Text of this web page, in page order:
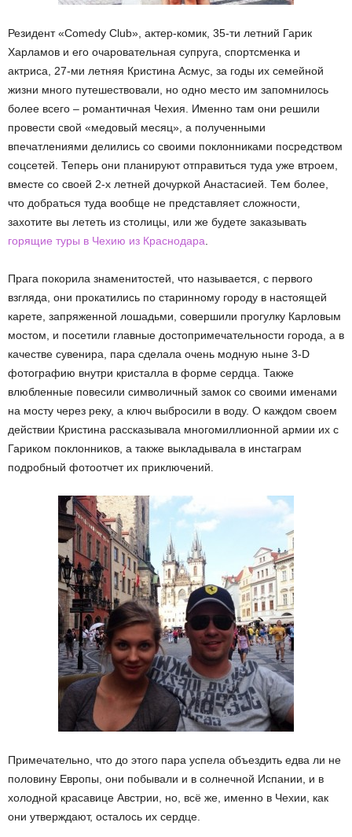
Резидент «Comedy Club», актер-комик, 35-ти летний Гарик
Харламов и его очаровательная супруга, спортсменка и
актриса, 27-ми летняя Кристина Асмус, за годы их семейной
жизни много путешествовали, но одно место им запомнилось
более всего – романтичная Чехия. Именно там они решили
провести свой «медовый месяц», а полученными
впечатлениями делились со своими поклонниками посредством
соцсетей. Теперь они планируют отправиться туда уже втроем,
вместе со своей 2-х летней дочуркой Анастасией. Тем более,
что добраться туда вообще не представляет сложности,
захотите вы лететь из столицы, или же будете заказывать
горящие туры в Чехию из Краснодара
Прага покорила знаменитостей, что называется, с первого
взгляда, они прокатились по старинному городу в настоящей
карете, запряженной лошадьми, совершили прогулку Карловым
мостом, и посетили главные достопримечательности города, а в
качестве сувенира, пара сделала очень модную ныне 3-D
фотографию внутри кристалла в форме сердца. Также
влюбленные повесили символичный замок со своими именами
на мосту через реку, а ключ выбросили в воду. О каждом своем
действии Кристина рассказывала многомиллионной армии их с
Гариком поклонников, а также выкладывала в инстаграм
подробный фотоотчет их приключений.
Примечательно, что до этого пара успела объездить едва ли не
половину Европы, они побывали и в солнечной Испании, и в
холодной красавице Австрии, но, всё же, именно в Чехии, как
они утверждают, осталось их сердце.